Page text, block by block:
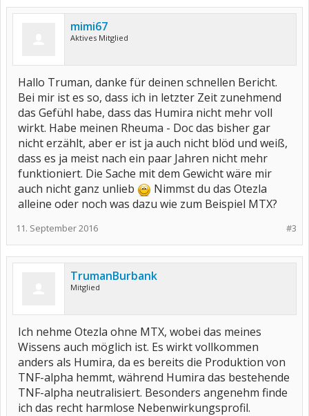
mimi67
Aktives Mitglied
Hallo Truman, danke für deinen schnellen Bericht.
Bei mir ist es so, dass ich in letzter Zeit zunehmend
das Gefühl habe, dass das Humira nicht mehr voll
wirkt. Habe meinen Rheuma - Doc das bisher gar
nicht erzählt, aber er ist ja auch nicht blöd und weiß,
dass es ja meist nach ein paar Jahren nicht mehr
funktioniert. Die Sache mit dem Gewicht wäre mir
auch nicht ganz unlieb
Nimmst du das Otezla
alleine oder noch was dazu wie zum Beispiel MTX?
#3
11. September 2016
TrumanBurbank
Mitglied
Ich nehme Otezla ohne MTX, wobei das meines
Wissens auch möglich ist. Es wirkt vollkommen
anders als Humira, da es bereits die Produktion von
TNF-alpha hemmt, während Humira das bestehende
TNF-alpha neutralisiert. Besonders angenehm finde
ich das recht harmlose Nebenwirkungsprofil.